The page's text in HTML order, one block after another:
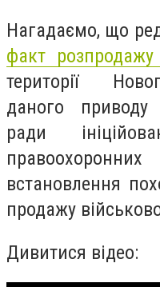
Нагадаємо, що
факт розпродажу
території
даного приводу
ради
встановлення
продажу
Дивитися відео: